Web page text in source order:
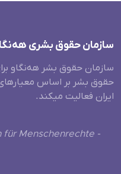
سازمان حقوق بشری
سازمان حقوق بشر هه‌نگاو
حقوق بشر بر اساس
ایران فعالیت میکند.
Menschenrechte -